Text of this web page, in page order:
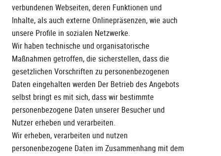
verbundenen Webseiten, deren Funktionen und
Inhalte, als auch externe Onlinepräsenzen, wie auch
unsere Profile in sozialen Netzwerke.
Wir haben technische und organisatorische
Maßnahmen getroffen, die sicherstellen, dass die
gesetzlichen Vorschriften zu personenbezogenen
Daten eingehalten werden Der Betrieb des Angebots
selbst bringt es mit sich, dass wir bestimmte
personenbezogene Daten unserer Besucher und
Nutzer erheben und verarbeiten.
Wir erheben, verarbeiten und nutzen
personenbezogene Daten im Zusammenhang mit dem